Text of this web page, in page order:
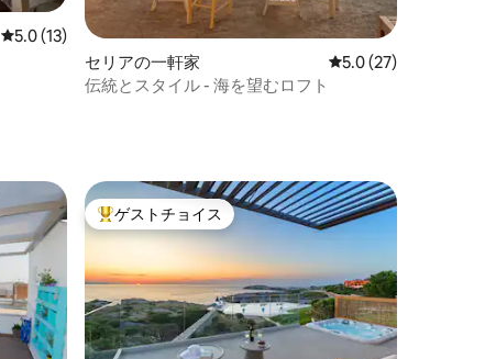
レビュー13件、5つ星中5.0つ星の平均評価
5.0 (13)
セリアの一軒家 レビュー27件、5つ
5.0 (27)
伝統とスタイル - 海を望むロフト
大好評のゲストチョイスです。
ゲストチョイス